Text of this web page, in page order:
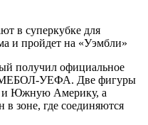
получил официальное
УЕФА. Две фигуры
и Южную Америку, а
зоне, где соединяются